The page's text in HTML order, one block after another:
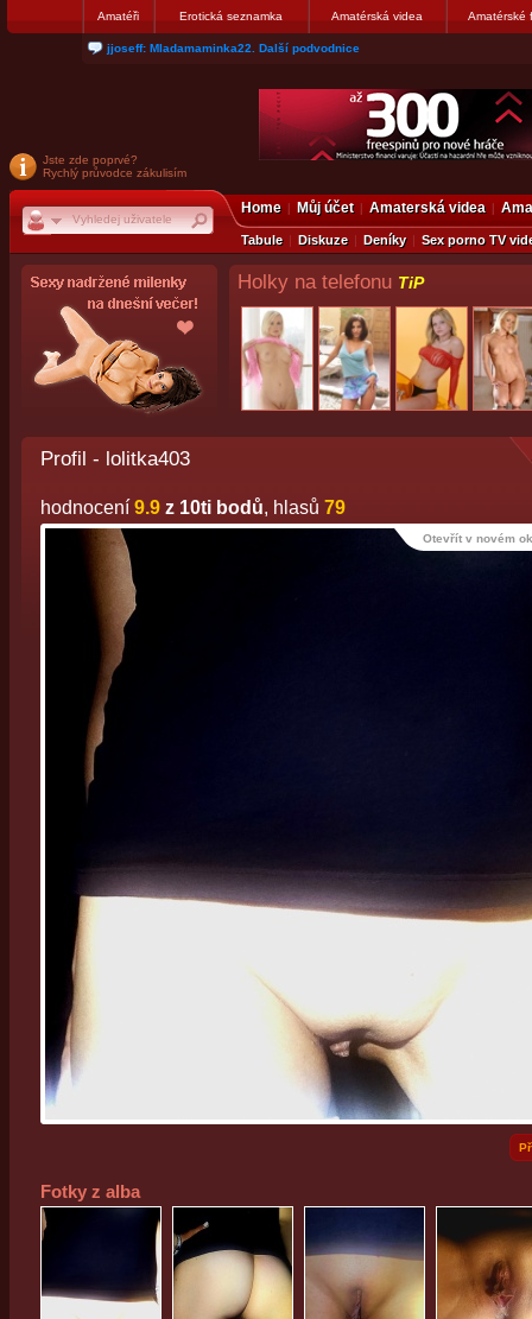
Amatéři Erotická seznamka Amatérská videa Amatérské
matthew007: kuknite moju galerku
Jste zde poprvé?
Rychlý průvodce zákulisím
Home Můj účet Amaterská videa
Tabule Diskuze Deníky Sex porno TV
Holky na telefonu TiP
Profil - lolitka403
hodnocení9.9z 10ti bodů, hlasů 79
Otevřít v novém
Fotky z alba